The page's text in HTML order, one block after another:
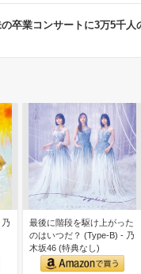
卒業コンサートに3万5千人
最後に階段を駆け上がった
のはいつだ？ (Type-B) - 乃
木坂46 (特典なし)